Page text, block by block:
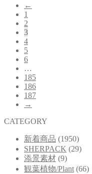
←
1
2
3
4
5
6
…
185
186
187
→
CATEGORY
新着商品 (1950)
SHERPACK (29)
添景素材 (9)
観葉植物/Plant (66)